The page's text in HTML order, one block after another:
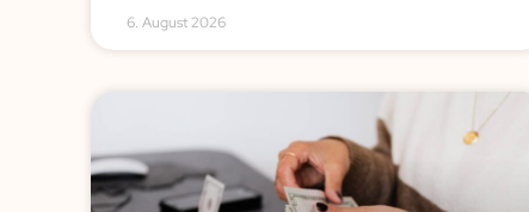
6. August 2026